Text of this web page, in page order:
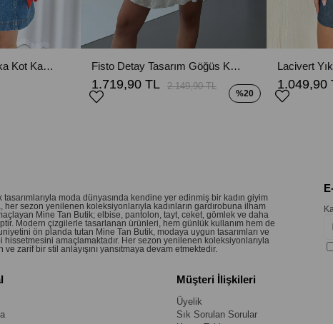
Mini Balon Kol V Yaka Kot Kadın Elbise - Mavi Fisto Detay Tasarım Göğüs Kulplu Kat Etekli Elbise - Beyaz
1.719,90 TL 2.149,90 TL
%20
1.049,90
tasarımlarıyla moda dünyasında kendine yer edinmiş bir kadın giyim
sezon yenilenen koleksiyonlarıyla kadınların gardırobuna ilham
Mine Tan Butik; elbise, pantolon, tayt, ceket, gömlek ve daha
Modern çizgilerle tasarlanan ürünleri, hem günlük kullanım hem de
ön planda tutan Mine Tan Butik, modaya uygun tasarımları ve
amaçlamaktadır. Her sezon yenilenen koleksiyonlarıyla
zarif bir stil anlayışını yansıtmaya devam etmektedir.
Müşteri İlişkileri
Üyelik
Sık Sorulan Sorular